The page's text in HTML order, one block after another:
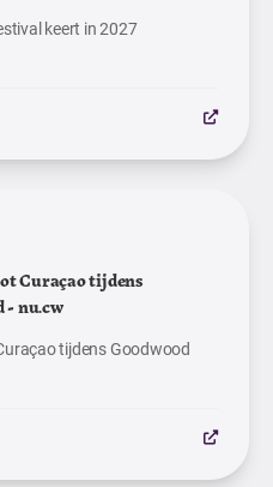
keert in 2027
Curaçao tijdens
- nu.cw
tijdens Goodwood